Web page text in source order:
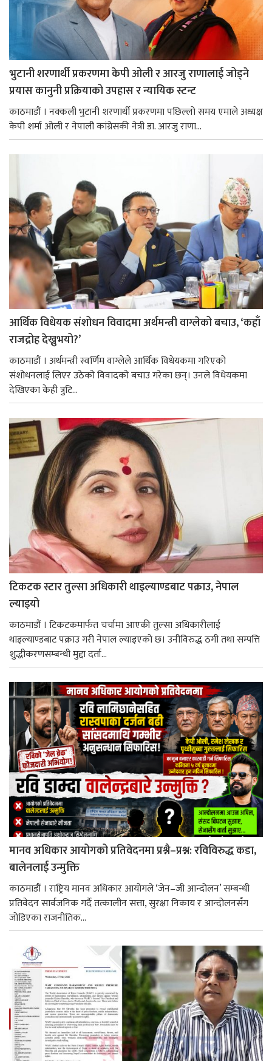
भुटानी शरणार्थी प्रकरणमा केपी ओली र आरजु राणालाई जोड्ने
प्रयास कानुनी प्रक्रियाको उपहास र न्यायिक स्टन्ट
काठमाडौं । नक्कली भुटानी शरणार्थी प्रकरणमा पछिल्लो समय एमाले अध्यक्ष
केपी शर्मा ओली र नेपाली कांग्रेसकी नेत्री डा. आरजु राणा...
आर्थिक विधेयक संशोधन विवादमा अर्थमन्त्री वाग्लेको बचाउ, ‘कहाँ
राजद्रोह देख्नुभयो?’
काठमाडौं । अर्थमन्त्री स्वर्णिम वाग्लेले आर्थिक विधेयकमा गरिएको
संशोधनलाई लिएर उठेको विवादको बचाउ गरेका छन्। उनले विधेयकमा
देखिएका केही त्रुटि...
टिकटक स्टार तुल्सा अधिकारी थाइल्याण्डबाट पक्राउ, नेपाल
ल्याइयो
काठमाडौं । टिकटकमार्फत चर्चामा आएकी तुल्सा अधिकारीलाई
थाइल्याण्डबाट पक्राउ गरी नेपाल ल्याइएको छ। उनीविरुद्ध ठगी तथा सम्पत्ति
शुद्धीकरणसम्बन्धी मुद्दा दर्ता...
मानव अधिकार आयोगको प्रतिवेदनमा प्रश्नै–प्रश्न: रविविरुद्ध कडा,
बालेनलाई उन्मुक्ति
काठमाडौं । राष्ट्रिय मानव अधिकार आयोगले ‘जेन–जी आन्दोलन’ सम्बन्धी
प्रतिवेदन सार्वजनिक गर्दै तत्कालीन सत्ता, सुरक्षा निकाय र आन्दोलनसँग
जोडिएका राजनीतिक...